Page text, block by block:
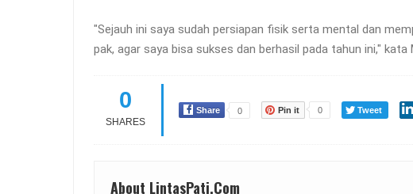
"Sejauh ini saya sudah persiapan fisik serta mental dan
pak, agar saya bisa sukses dan berhasil pada tahun ini,"
0
SHARES
Share 0 Pin it 0 Tweet
About LintasPati.Com